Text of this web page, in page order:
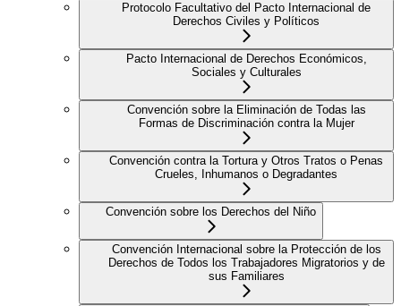
Protocolo Facultativo del Pacto Internacional de
Derechos Civiles y Políticos
Pacto Internacional de Derechos Económicos,
Sociales y Culturales
Convención sobre la Eliminación de Todas las
Formas de Discriminación contra la Mujer
Convención contra la Tortura y Otros Tratos o Penas
Crueles, Inhumanos o Degradantes
Convención sobre los Derechos del Niño
Convención Internacional sobre la Protección de los
Derechos de Todos los Trabajadores Migratorios y de
sus Familiares